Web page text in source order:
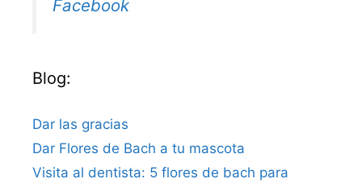
Facebook
Blog:
Dar las gracias
Dar Flores de Bach a tu mascota
Visita al dentista: 5 flores de bach para